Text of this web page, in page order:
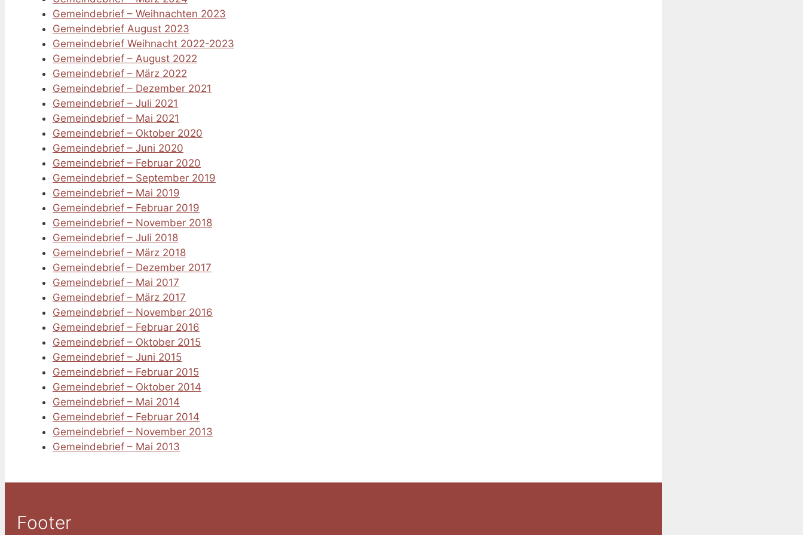
Gemeindebrief – Weihnachten 2023
Gemeindebrief August 2023
Gemeindebrief Weihnacht 2022-2023
Gemeindebrief – August 2022
Gemeindebrief – März 2022
Gemeindebrief – Dezember 2021
Gemeindebrief – Juli 2021
Gemeindebrief – Mai 2021
Gemeindebrief – Oktober 2020
Gemeindebrief – Juni 2020
Gemeindebrief – Februar 2020
Gemeindebrief – September 2019
Gemeindebrief – Mai 2019
Gemeindebrief – Februar 2019
Gemeindebrief – November 2018
Gemeindebrief – Juli 2018
Gemeindebrief – März 2018
Gemeindebrief – Dezember 2017
Gemeindebrief – Mai 2017
Gemeindebrief – März 2017
Gemeindebrief – November 2016
Gemeindebrief – Februar 2016
Gemeindebrief – Oktober 2015
Gemeindebrief – Juni 2015
Gemeindebrief – Februar 2015
Gemeindebrief – Oktober 2014
Gemeindebrief – Mai 2014
Gemeindebrief – Februar 2014
Gemeindebrief – November 2013
Gemeindebrief – Mai 2013
Footer